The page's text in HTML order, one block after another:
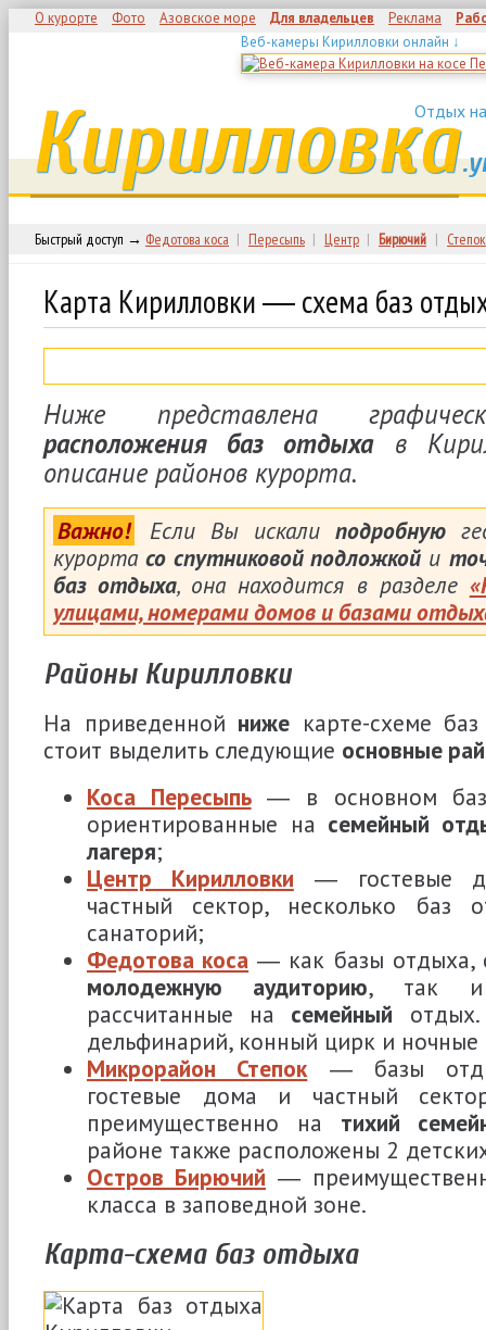
О курорте Фото Азовское море Для владельцев Реклама
Веб-камеры Кирилловки онлайн ↓
Отдых
Кирилловка
Быстрый доступ → Федотова коса | Пересыпь | Центр | Бирючий | Степок
Карта Кирилловки ― схема баз
Ниже представлена
расположения баз отдыхав
описание районов курорта.
Важно! Если Вы искали подробную
курортасо спутниковой подложкой и
баз отдыха, она находится в разделе
улицами, номерами домов и базами
Районы Кирилловки
На приведенной ниже карте-схеме
стоит выделить следующие основные
Коса Пересыпь― в основном
ориентированные на семейный
лагеря;
Центр Кирилловки ― гостевые
частный сектор, несколько баз
санаторий;
Федотова коса ― как базы отдыха,
молодежную аудиторию, так и
рассчитанные на семейный
дельфинарий, конный цирк и ночные
Микрорайон Степок― базы
гостевые дома и частный
преимущественно на тихий
районе также расположены 2
Остров Бирючий ―
класса в заповедной зоне.
Карта-схема баз отдыха